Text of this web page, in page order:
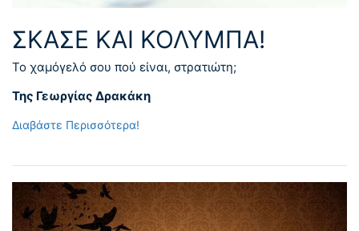
ΣΚΆΣΕ ΚΑΙ ΚΟΛΎΜΠΑ!
Το χαμόγελό σου πού είναι, στρατιώτη;
Της Γεωργίας Δρακάκη
Διαβάστε Περισσότερα!